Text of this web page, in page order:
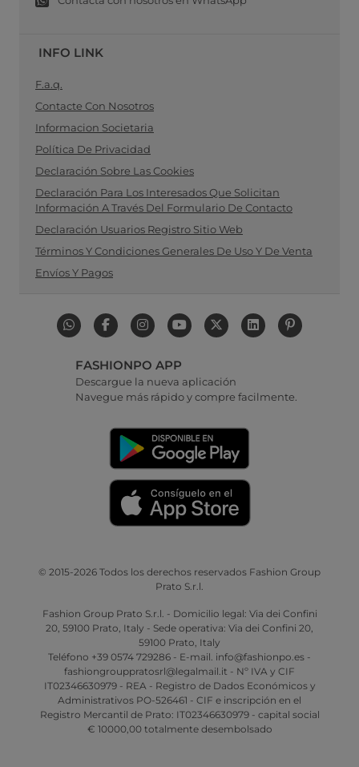
INFO LINK
F.a.q.
Contacte Con Nosotros
Informacion Societaria
Política De Privacidad
Declaración Sobre Las Cookies
Declaración Para Los Interesados Que Solicitan
Información A Través Del Formulario De Contacto
Declaración Usuarios Registro Sitio Web
Términos Y Condiciones Generales De Uso Y De Venta
Envíos Y Pagos
FASHIONPO APP
Descargue la nueva aplicación
Navegue más rápido y compre facilmente.
© 2015-2026 Todos los derechos reservados Fashion Group
Prato S.r.l.
Fashion Group Prato S.r.l. - Domicilio legal: Via dei Confini
20, 59100 Prato, Italy - Sede operativa: Via dei Confini 20,
59100 Prato, Italy
Teléfono +39 0574 729286 - E-mail. info@fashionpo.es -
fashiongrouppratosrl@legalmail.it - Nº IVA y CIF
IT02346630979 - REA - Registro de Dados Económicos y
Administrativos PO-526461 - CIF e inscripción en el
Registro Mercantil de Prato: IT02346630979 - capital social
€ 10000,00 totalmente desembolsado